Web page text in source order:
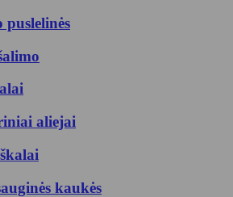
puslelinės
aliejai
kaukės